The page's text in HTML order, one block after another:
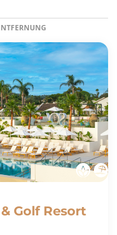
Golf Resort